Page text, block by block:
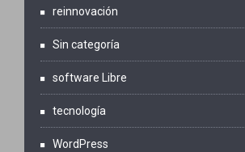
reinnovación
Sin categoría
software Libre
tecnología
WordPress